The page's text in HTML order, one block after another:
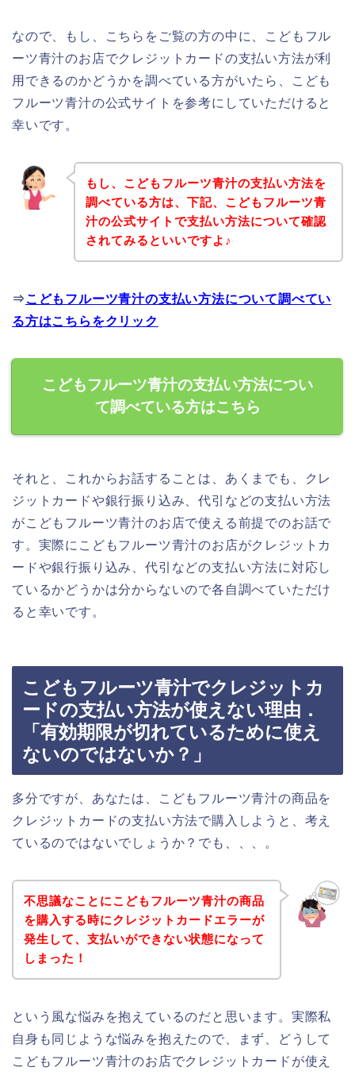
なので、もし、こちらをご覧の方の中に、こどもフル
ーツ青汁のお店でクレジットカードの支払い方法が利
用できるのかどうかを調べている方がいたら、こども
フルーツ青汁の公式サイトを参考にしていただけると
幸いです。
もし、こどもフルーツ青汁の支払い方法を
調べている方は、下記、こどもフルーツ青
汁の公式サイトで支払い方法について確認
されてみるといいですよ♪
⇒ こどもフルーツ青汁の支払い方法について調べてい
る方はこちらをクリック
こどもフルーツ青汁の支払い方法につい
て調べている方はこちら
それと、これからお話することは、あくまでも、クレ
ジットカードや銀行振り込み、代引などの支払い方法
がこどもフルーツ青汁のお店で使える前提でのお話で
す。実際にこどもフルーツ青汁のお店がクレジットカ
ードや銀行振り込み、代引などの支払い方法に対応し
ているかどうかは分からないので各自調べていただけ
ると幸いです。
こどもフルーツ青汁でクレジットカ
ードの支払い方法が使えない理由．
「有効期限が切れているために使え
ないのではないか？」
多分ですが、あなたは、こどもフルーツ青汁の商品を
クレジットカードの支払い方法で購入しようと、考え
ているのではないでしょうか？でも、、、。
不思議なことにこどもフルーツ青汁の商品
を購入する時にクレジットカードエラーが
発生して、支払いができない状態になって
しまった！
という風な悩みを抱えているのだと思います。実際私
自身も同じような悩みを抱えたので、まず、どうして
こどもフルーツ青汁のお店でクレジットカードが使え